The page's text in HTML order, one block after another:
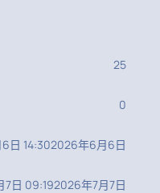
25
0
日 14:302026年6月6日
7日 09:192026年7月7日